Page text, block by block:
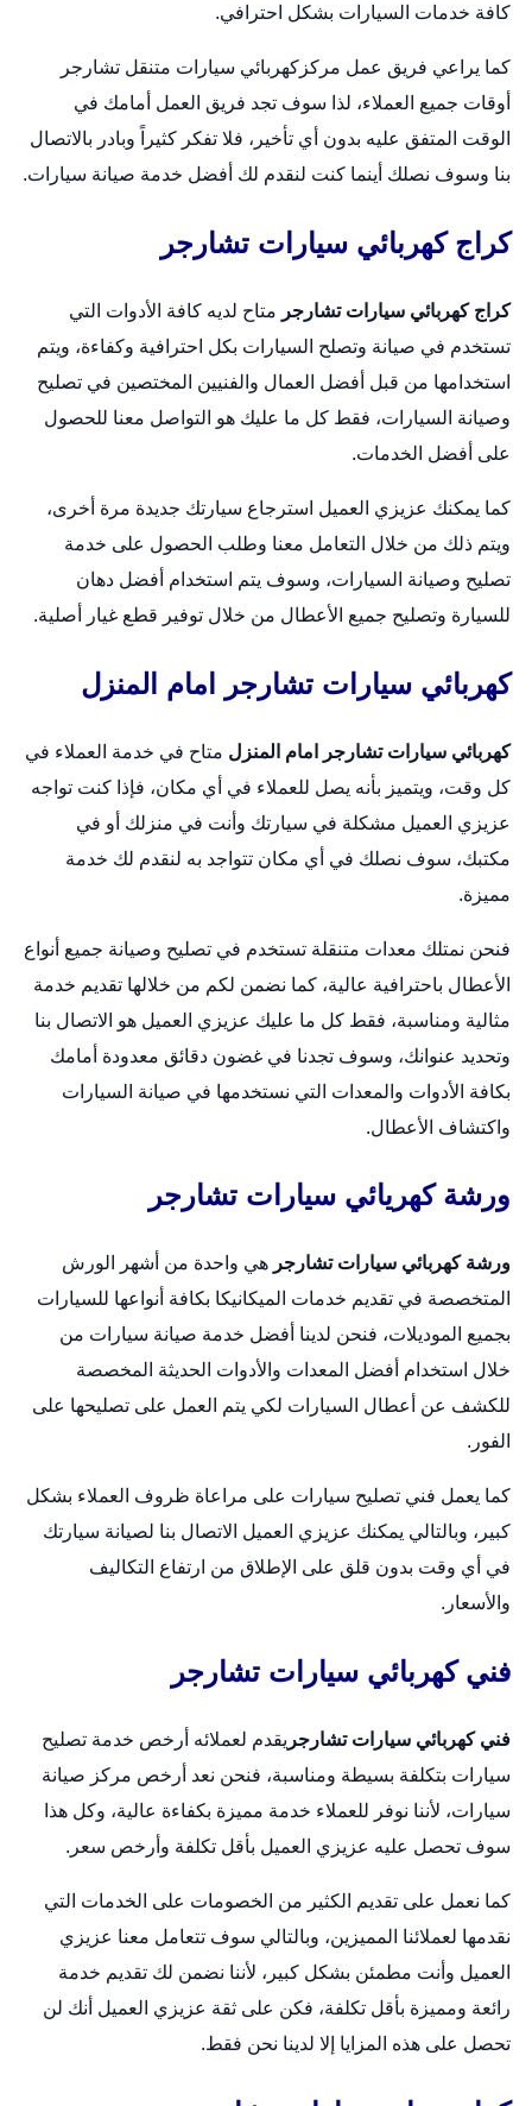
كافة خدمات السيارات بشكل احترافي.
كما يراعي فريق عمل مركز كهربائي سيارات متنقل تشارجر
أوقات جميع العملاء، لذا سوف تجد فريق العمل أمامك في
الوقت المتفق عليه بدون أي تأخير، فلا تفكر كثيراً وبادر بالاتصال
بنا وسوف نصلك أينما كنت لنقدم لك أفضل خدمة صيانة سيارات.
كراج كهربائي سيارات تشارجر
كراج كهربائي سيارات تشارجر متاح لديه كافة الأدوات التي
تستخدم في صيانة وتصلح السيارات بكل احترافية وكفاءة، ويتم
استخدامها من قبل أفضل العمال والفنيين المختصين في تصليح
وصيانة السيارات، فقط كل ما عليك هو التواصل معنا للحصول
على أفضل الخدمات.
كما يمكنك عزيزي العميل استرجاع سيارتك جديدة مرة أخرى،
ويتم ذلك من خلال التعامل معنا وطلب الحصول على خدمة
تصليح وصيانة السيارات، وسوف يتم استخدام أفضل دهان
للسيارة وتصليح جميع الأعطال من خلال توفير قطع غيار أصلية.
كهربائي سيارات تشارجر امام المنزل
كهربائي سيارات تشارجر امام المنزل متاح في خدمة العملاء في
كل وقت، ويتميز بأنه يصل للعملاء في أي مكان، فإذا كنت تواجه
عزيزي العميل مشكلة في سيارتك وأنت في منزلك أو في
مكتبك، سوف نصلك في أي مكان تتواجد به لنقدم لك خدمة
مميزة.
فنحن نمتلك معدات متنقلة تستخدم في تصليح وصيانة جميع أنواع
الأعطال باحترافية عالية، كما نضمن لكم من خلالها تقديم خدمة
مثالية ومناسبة، فقط كل ما عليك عزيزي العميل هو الاتصال بنا
وتحديد عنوانك، وسوف تجدنا في غضون دقائق معدودة أمامك
بكافة الأدوات والمعدات التي نستخدمها في صيانة السيارات
واكتشاف الأعطال.
ورشة كهريائي سيارات تشارجر
ورشة كهربائي سيارات تشارجر هي واحدة من أشهر الورش
المتخصصة في تقديم خدمات الميكانيكا بكافة أنواعها للسيارات
بجميع الموديلات، فنحن لدينا أفضل خدمة صيانة سيارات من
خلال استخدام أفضل المعدات والأدوات الحديثة المخصصة
للكشف عن أعطال السيارات لكي يتم العمل على تصليحها على
الفور.
كما يعمل فني تصليح سيارات على مراعاة ظروف العملاء بشكل
كبير، وبالتالي يمكنك عزيزي العميل الاتصال بنا لصيانة سيارتك
في أي وقت بدون قلق على الإطلاق من ارتفاع التكاليف
والأسعار.
فني كهربائي سيارات تشارجر
فني كهربائي سيارات تشارجر يقدم لعملائه أرخص خدمة تصليح
سيارات بتكلفة بسيطة ومناسبة، فنحن نعد أرخص مركز صيانة
سيارات، لأننا نوفر للعملاء خدمة مميزة بكفاءة عالية، وكل هذا
سوف تحصل عليه عزيزي العميل بأقل تكلفة وأرخص سعر.
كما نعمل على تقديم الكثير من الخصومات على الخدمات التي
نقدمها لعملائنا المميزين، وبالتالي سوف تتعامل معنا عزيزي
العميل وأنت مطمئن بشكل كبير، لأننا نضمن لك تقديم خدمة
رائعة ومميزة بأقل تكلفة، فكن على ثقة عزيزي العميل أنك لن
تحصل على هذه المزايا إلا لدينا نحن فقط.